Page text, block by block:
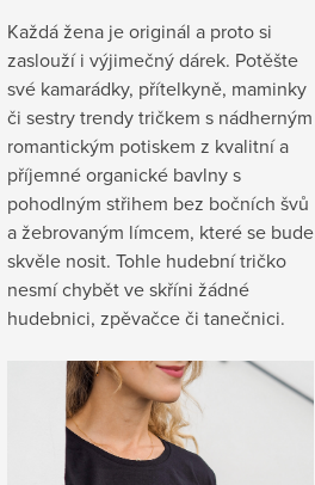
Každá žena je originál a proto si
zaslouží i výjimečný dárek. Potěšte
své kamarádky, přítelkyně, maminky
či sestry trendy tričkem s nádherným
romantickým potiskem z kvalitní a
příjemné organické bavlny s
pohodlným střihem bez bočních švů
a žebrovaným límcem, které se bude
skvěle nosit. Tohle hudební tričko
nesmí chybět ve skříni žádné
hudebnici, zpěvačce či tanečnici.